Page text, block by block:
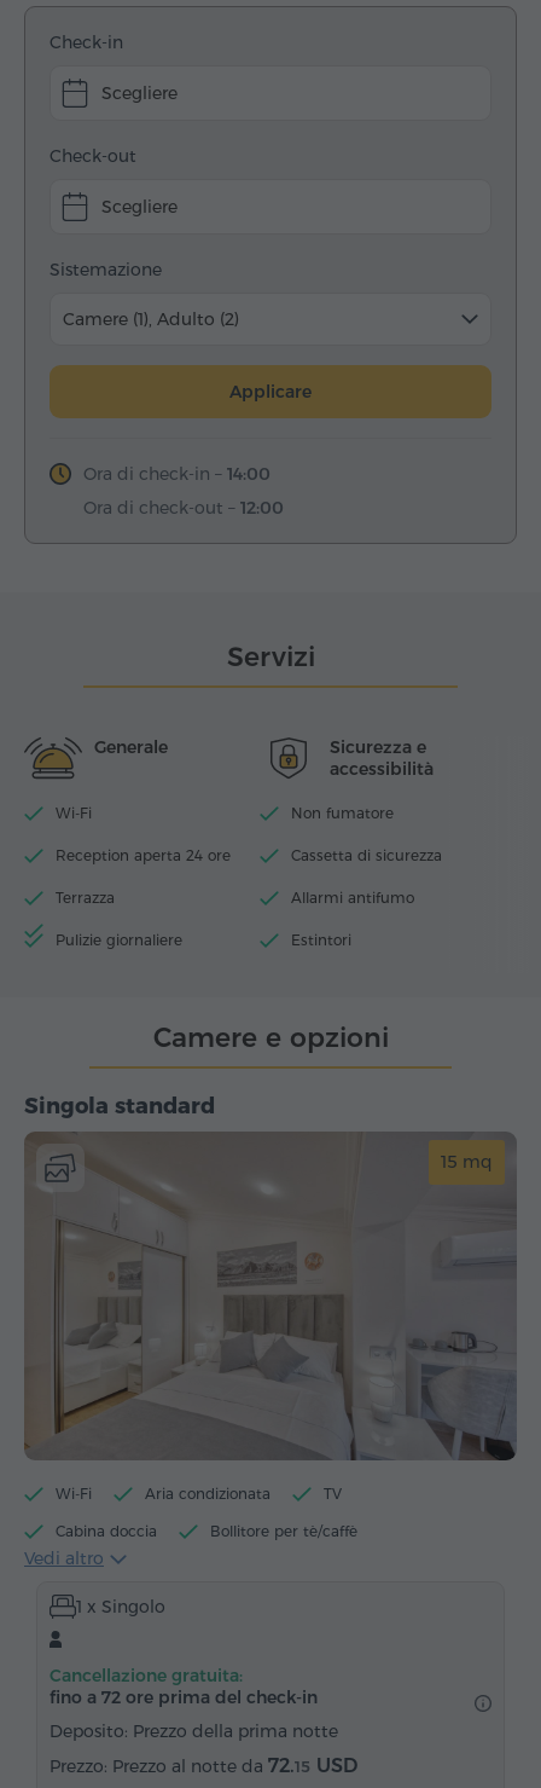
Check-in
Scegliere
Check-out
Scegliere
Sistemazione
Camere (1), Adulto (2)
Applicare
Ora di check-in – 14:00
Ora di check-out – 12:00
Servizi
Generale
Wi-Fi
Reception aperta 24 ore
Terrazza
Pulizie giornaliere
Sicurezza e
accessibilità
Non fumatore
Cassetta di sicurezza
Allarmi antifumo
Estintori
Singola standard
15 mq
Wi-Fi Aria condizionata TV
Cabina doccia Bollitore per tè/caffè
Bollitore elettrico
Asciugamani
Riscaldamento
Sedia Cassaforte
Ferro da stiro con asse (su richiesta)
Vedi altro
1 x Singolo
Cancellazione gratuita:
fino a 72 ore prima del check‑in
Deposito: Prezzo della prima notte
Prezzo al notte da 72.15 USD
Camere e opzioni